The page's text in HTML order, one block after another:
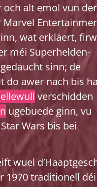
alt emol vun
wat erkläert,
méi Superhelden-
sinn; de
do awer nach bis
verschidden
ugebuede ginn, vu
Wars bis bei
wuel
1970 traditionell